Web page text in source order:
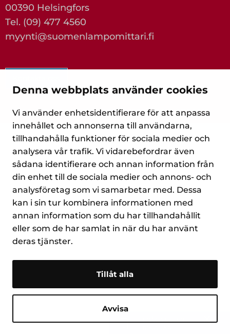
Denna webbplats använder cookies
Vi använder enhetsidentifierare för att anpassa
innehållet och annonserna till användarna,
tillhandahålla funktioner för sociala medier och
analysera vår trafik. Vi vidarebefordrar även
sådana identifierare och annan information från
din enhet till de sociala medier och annons- och
analysföretag som vi samarbetar med. Dessa
kan i sin tur kombinera informationen med
annan information som du har tillhandahållit
eller som de har samlat in när du har använt
deras tjänster.
Tillåt alla
Avvisa
00390 Helsingfors
Tel. (09) 477 4560
myynti@suomenlampomittari.fi
Stäng